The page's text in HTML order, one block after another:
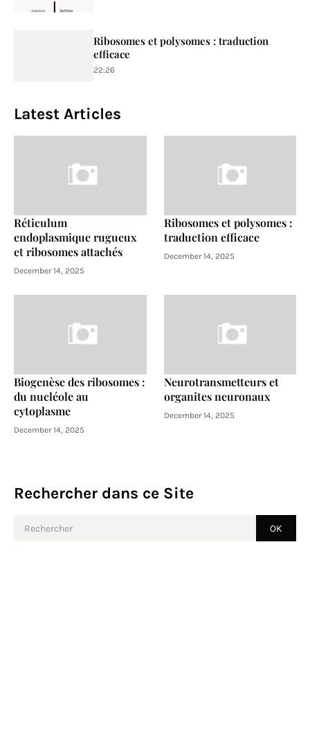
Ribosomes et polysomes : traduction
efficace
22:26
Latest Articles
Réticulum
endoplasmique rugueux
et ribosomes attachés
December 14, 2025
Ribosomes et polysomes :
traduction efficace
December 14, 2025
Biogenèse des ribosomes :
du nucléole au
cytoplasme
December 14, 2025
Neurotransmetteurs et
organites neuronaux
December 14, 2025
Rechercher dans ce Site